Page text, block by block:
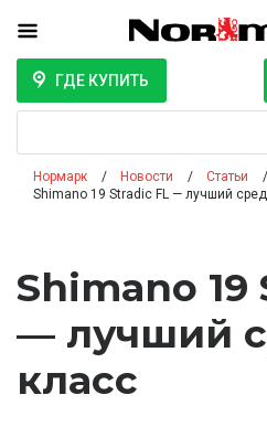
ГДЕ КУПИТЬ
Нормарк Новости
Статьи
Shimano 19 Stradic FL — лучший
Shimano 19
— лучший
класс